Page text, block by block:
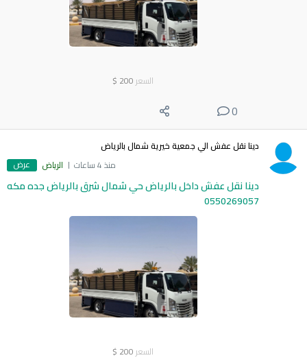
السعر 200
$
0
دينا نقل عفش الي جمعية خيرية شمال بالرياض
منذ 4 ساعات
الرياض عرض
دينا نقل عفش داخل بالرياض حي شمال شرق بالرياض جده مكه
0550269057
السعر 200
$